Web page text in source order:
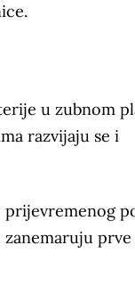
u zubnom
razvijaju se i
prijevremenog
prve